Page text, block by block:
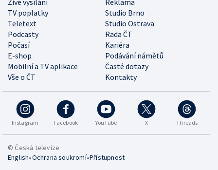
Živé vysílání
Reklama
TV poplatky
Studio Brno
Teletext
Studio Ostrava
Podcasty
Rada ČT
Počasí
Kariéra
E-shop
Podávání námětů
Mobilní a TV aplikace
Časté dotazy
Vše o ČT
Kontakty
Instagram Facebook YouTube X Threads
© Česká televize
English•Ochrana soukromí•Přístupnost